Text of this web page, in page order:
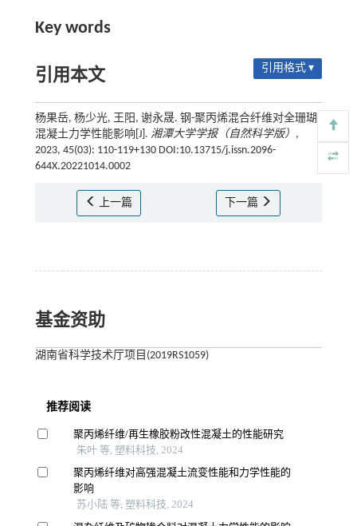
Key words
引用本文 引用格式 ▾
杨果岳, 杨少光, 王阳, 谢永晟. 钢-聚丙烯混合纤维对全珊瑚
混凝土力学性能影响[J]. 湘潭大学学报（自然科学版） ,
2023, 45(03): 110-119+130 DOI:10.13715/j.issn.2096-
644X.20221014.0002
上一篇 下一篇
基金资助
湖南省科学技术厅项目(2019RS1059)